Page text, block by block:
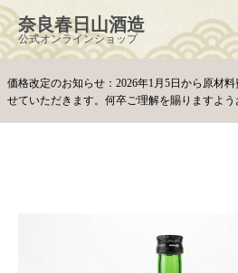
ペ
ー
ジ
の
先
頭
で
ン
ン
エ
奈良春日山酒造
公式オンラインショップ
価格改定のお知らせ：2026年1月5日から原材
せていただきます。何卒ご理解を賜りますよう